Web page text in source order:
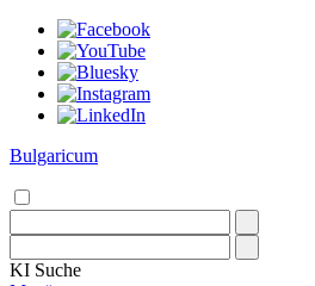
Bulgaricum
KI Suche